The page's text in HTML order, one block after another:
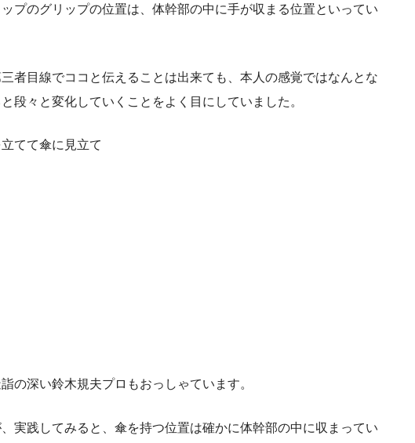
プのグリップの位置は、体幹部の中に手が収まる位置といってい
者目線でココと伝えることは出来ても、本人の感覚ではなんとな
段々と変化していくことをよく目にしていました。
てて傘に見立て
の深い鈴木規夫プロもおっしゃています。
実践してみると、傘を持つ位置は確かに体幹部の中に収まってい